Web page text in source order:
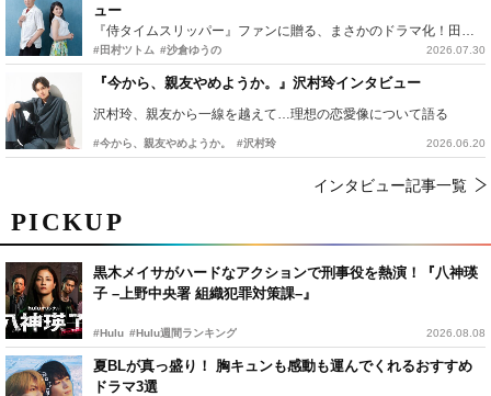
PICKUP
黒木メイサがハードなアクションで刑事役を熱演！『八神瑛
子 –上野中央署 組織犯罪対策課–』
#Hulu #Hulu週間ランキング 2026.08.08
夏BLが真っ盛り！ 胸キュンも感動も運んでくれるおすすめ
ドラマ3選
ュー
『侍タイムスリッパー』ファンに贈る、まさかのドラマ化！田村ツトム×沙倉ゆうのが語る『心配無用ノ介』撮影秘話
#田村ツトム #沙倉ゆうの 2026.07.30
『今から、親友やめようか。』沢村玲インタビュー
沢村玲、親友から一線を越えて…理想の恋愛像について語る
#今から、親友やめようか。 #沢村玲 2026.06.20
インタビュー記事一覧